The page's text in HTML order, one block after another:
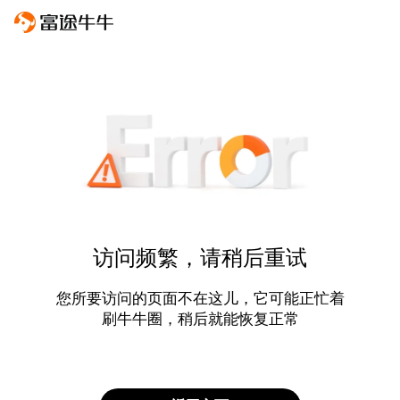
访问频繁，请稍后重试
您所要访问的页面不在这儿，它可能正忙着
刷牛牛圈，稍后就能恢复正常